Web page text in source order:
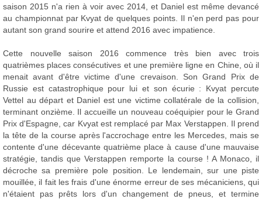
saison 2015 n'a rien à voir avec 2014, et Daniel est même devancé
au championnat par Kvyat de quelques points. Il n'en perd pas pour
autant son grand sourire et attend 2016 avec impatience.
Cette nouvelle saison 2016 commence très bien avec trois
quatrièmes places consécutives et une première ligne en Chine, où il
menait avant d'être victime d'une crevaison. Son Grand Prix de
Russie est catastrophique pour lui et son écurie : Kvyat percute
Vettel au départ et Daniel est une victime collatérale de la collision,
terminant onzième. Il accueille un nouveau coéquipier pour le Grand
Prix d'Espagne, car Kvyat est remplacé par Max Verstappen. Il prend
la tête de la course après l'accrochage entre les Mercedes, mais se
contente d'une décevante quatrième place à cause d'une mauvaise
stratégie, tandis que Verstappen remporte la course ! A Monaco, il
décroche sa première pole position. Le lendemain, sur une piste
mouillée, il fait les frais d'une énorme erreur de ses mécaniciens, qui
n'étaient pas prêts lors d'un changement de pneus, et termine